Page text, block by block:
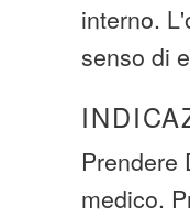
interno.
senso di
Prendere
medico.